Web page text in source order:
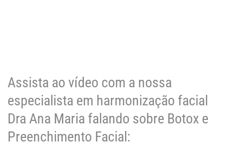
Assista ao vídeo com a nossa
especialista em harmonização facial
Dra Ana Maria falando sobre Botox e
Preenchimento Facial: